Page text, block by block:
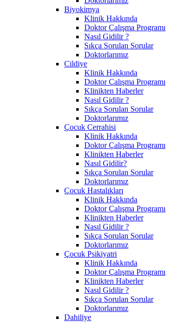
Biyokimya
Klinik Hakkında
Doktor Çalışma Programı
Nasıl Gidilir ?
Sıkça Sorulan Sorular
Doktorlarımız
Cildiye
Klinik Hakkında
Doktor Çalışma Programı
Klinikten Haberler
Nasıl Gidilir ?
Sıkça Sorulan Sorular
Doktorlarımız
Çocuk Cerrahisi
Klinik Hakkında
Doktor Çalışma Programı
Klinikten Haberler
Nasıl Gidilir?
Sıkça Sorulan Sorular
Doktorlarımız
Çocuk Hastalıkları
Klinik Hakkında
Doktor Çalışma Programı
Klinikten Haberler
Nasıl Gidilir ?
Sıkça Sorulan Sorular
Doktorlarımız
Çocuk Psikiyatri
Klinik Hakkında
Doktor Çalışma Programı
Klinikten Haberler
Nasıl Gidilir ?
Sıkça Sorulan Sorular
Doktorlarımız
Dahiliye